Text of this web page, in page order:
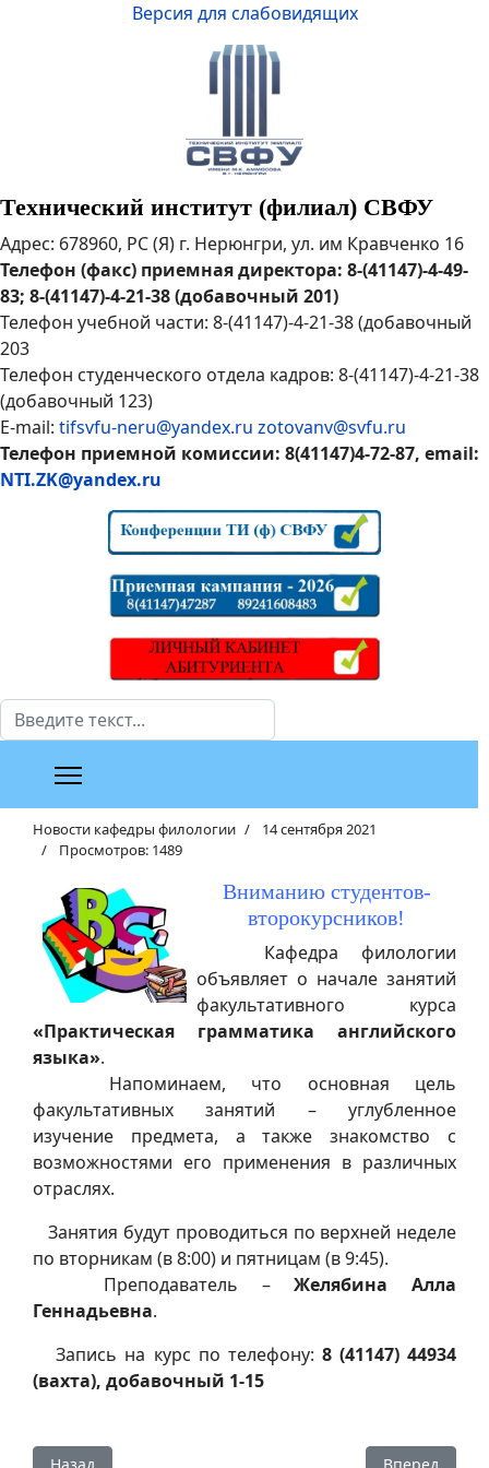
Версия для слабовидящих
Технический институт (филиал) СВФУ
Адрес: 678960, РС (Я) г. Нерюнгри, ул. им Кравченко 16
Телефон (факс) приемная директора: 8-(41147)-4-49-
83; 8-(41147)-4-21-38 (добавочный 201)
Телефон учебной части: 8-(41147)-4-21-38 (добавочный
203
Телефон студенческого отдела кадров: 8-(41147)-4-21-38
(добавочный 123)
E-mail: tifsvfu-neru@yandex.ru zotovanv@svfu.ru
Телефон приемной комиссии: 8(41147)4-72-87, email:
NTI.ZK@yandex.ru
Поиск
Новости кафедры филологии
14 сентября 2021
Просмотров: 1489
Вниманию студентов-
второкурсников!
Кафедра филологии
объявляет о начале занятий
факультативного курса
«Практическая грамматика английского
языка».
Напоминаем, что основная цель
факультативных занятий – углубленное
изучение предмета, а также знакомство с
возможностями его применения в различных
отраслях.
Занятия будут проводиться по верхней неделе
по вторникам (в 8:00) и пятницам (в 9:45).
Преподаватель –Желябина Алла
Геннадьевна.
Запись на курс по телефону: 8 (41147) 44934
(вахта), добавочный 1-15
Предыдущий: Семь раз в яблочко! Следующий: